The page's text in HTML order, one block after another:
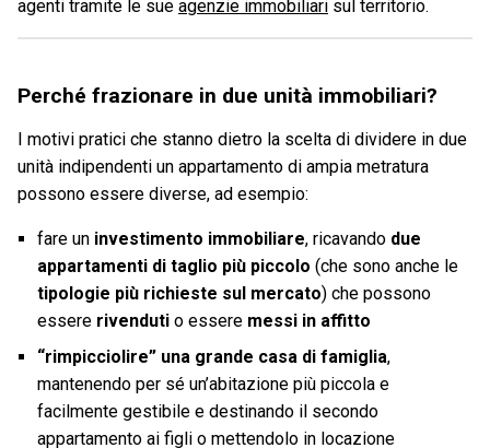
agenti tramite le sue agenzie immobiliari sul territorio.
Perché frazionare in due unità immobiliari?
I motivi pratici che stanno dietro la scelta di dividere in due
unità indipendenti un appartamento di ampia metratura
possono essere diverse, ad esempio:
fare un investimento immobiliare, ricavando due
appartamenti di taglio più piccolo (che sono anche le
tipologie più richieste sul mercato) che possono
essere rivendutio essere messi in affitto
“rimpicciolire” una grande casa di famiglia,
mantenendo per sé un’abitazione più piccola e
facilmente gestibile e destinando il secondo
appartamento ai figli o mettendolo in locazione